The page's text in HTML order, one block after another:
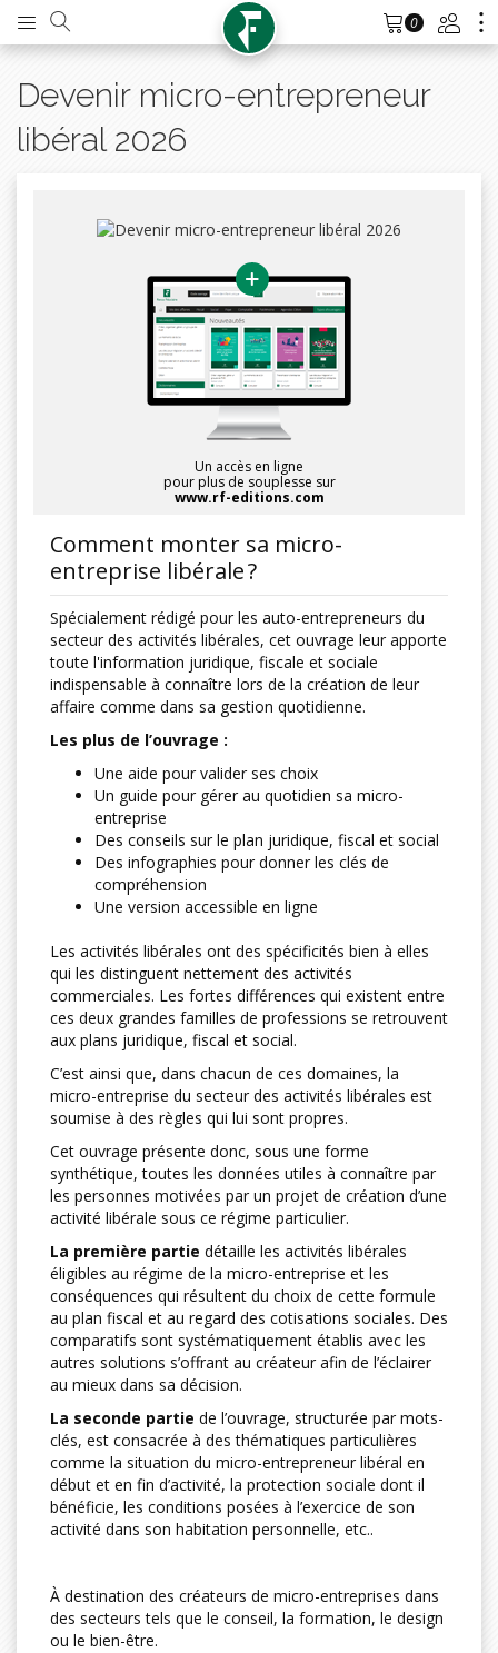
0
Devenir micro-entrepreneur
libéral 2026
Un accès en ligne
pour plus de souplesse sur
www.rf-editions.com
Comment monter sa micro-
entreprise libérale ?
Spécialement rédigé pour les auto-entrepreneurs du
secteur des activités libérales, cet ouvrage leur apporte
toute l'information juridique, fiscale et sociale
indispensable à connaître lors de la création de leur
affaire comme dans sa gestion quotidienne.
Les plus de l’ouvrage :
Une aide pour valider ses choix
Un guide pour gérer au quotidien sa micro-
entreprise
Des conseils sur le plan juridique, fiscal et social
Des infographies pour donner les clés de
compréhension
Une version accessible en ligne
Les activités libérales ont des spécificités bien à elles
qui les distinguent nettement des activités
commerciales. Les fortes différences qui existent entre
ces deux grandes familles de professions se retrouvent
aux plans juridique, fiscal et social.
C’est ainsi que, dans chacun de ces domaines, la
micro-entreprise du secteur des activités libérales est
soumise à des règles qui lui sont propres.
Cet ouvrage présente donc, sous une forme
synthétique, toutes les données utiles à connaître par
les personnes motivées par un projet de création d’une
activité libérale sous ce régime particulier.
La première partie détaille les activités libérales
éligibles au régime de la micro-entreprise et les
conséquences qui résultent du choix de cette formule
au plan fiscal et au regard des cotisations sociales. Des
comparatifs sont systématiquement établis avec les
autres solutions s’offrant au créateur afin de l’éclairer
au mieux dans sa décision.
La seconde partie de l’ouvrage, structurée par mots-
clés, est consacrée à des thématiques particulières
comme la situation du micro-entrepreneur libéral en
début et en fin d’activité, la protection sociale dont il
bénéficie, les conditions posées à l’exercice de son
activité dans son habitation personnelle, etc..
À destination des créateurs de micro-entreprises dans
des secteurs tels que le conseil, la formation, le design
ou le bien-être.